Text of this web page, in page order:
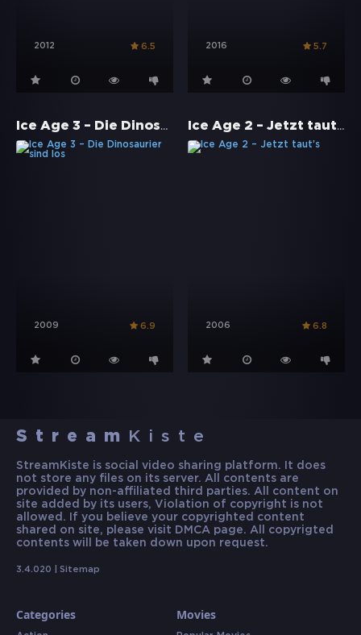
2012 6.5 2016 5.7
Ice Age 3 – Die Dinosaurier sind los
2009 6.9
Ice Age 2 – Jetzt taut’s
2006 6.8
Stream Kiste
StreamKiste is social video sharing platform. It does
not store any files on its server. All contents are
provided by non-affiliated third parties. All content on
site added by its users, Violation of copyright is not
allowed. If you believe your copyrighted content
shared on site, please visit DMCA page. All copyrigted
contents will be taken down upon request.
3.4.020 | Sitemap
Categories Movies